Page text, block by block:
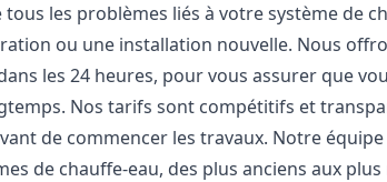
les problèmes liés à votre système de
ou une installation nouvelle. Nous
les 24 heures, pour vous assurer que
Nos tarifs sont compétitifs et
de commencer les travaux. Notre
de chauffe-eau, des plus anciens aux